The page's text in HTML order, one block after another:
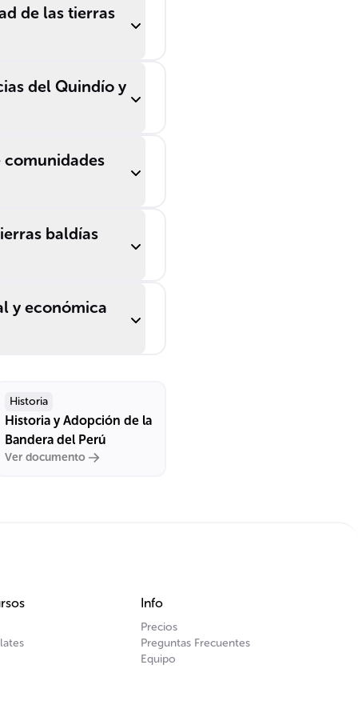
de las tierras
del Quindío y
comunidades
baldías
y económica
Historia
Historia y Adopción de la
Bandera del Perú
Ver documento
Info
Precios
Preguntas Frecuentes
Equipo